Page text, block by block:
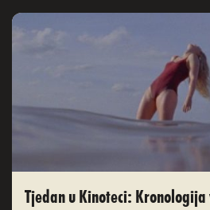
Animafest Zagreb,
ugleda koja svake godine u
Tjedan u Kinoteci: Kronologija